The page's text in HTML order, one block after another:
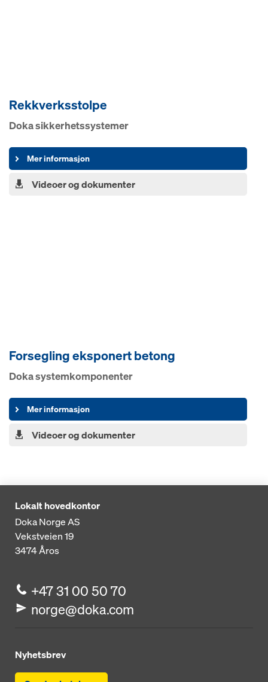
Rekkverksstolpe
Doka sikkerhetssystemer
Mer informasjon
Videoer og dokumenter
Forsegling eksponert betong
Doka systemkomponenter
Mer informasjon
Videoer og dokumenter
Lokalt hovedkontor
Doka Norge AS
Vekstveien 19
3474Åros
+47 31 00 50 70
norge@doka.com
Nyhetsbrev